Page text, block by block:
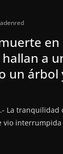
en
a
un árbol
La tranquilidad
vio